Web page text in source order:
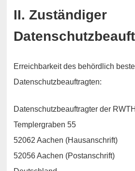
II. Zuständiger
Erreichbarkeit des behördlich
Datenschutzbeauftragten:
Datenschutzbeauftragter der
Templergraben 55
52062 Aachen (Hausanschrift)
52056 Aachen (Postanschrift)